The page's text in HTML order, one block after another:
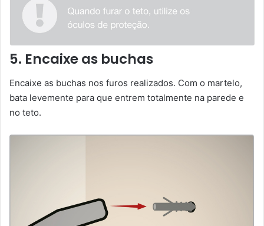
5. Encaixe as buchas
Encaixe as buchas nos furos realizados. Com o martelo,
bata levemente para que entrem totalmente na parede e
no teto.